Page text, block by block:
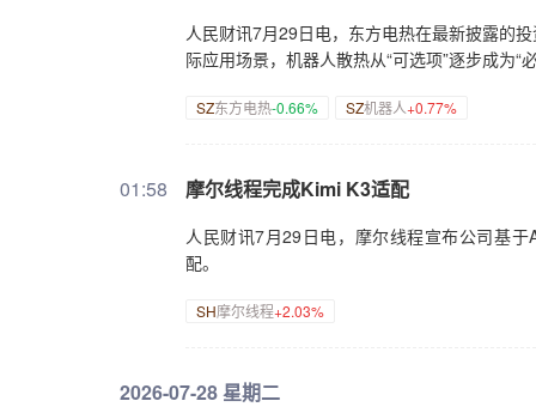
人民财讯7月29日电，东方电热在最新披露的
际应用场景，机器人散热从“可选项”逐步成为
SZ东方电热-0.66% SZ机器人+0.77%
01:58 摩尔线程完成Kimi K3适配
人民财讯7月29日电，摩尔线程宣布公司基
配。
SH摩尔线程+2.03%
2026-07-28 星期二